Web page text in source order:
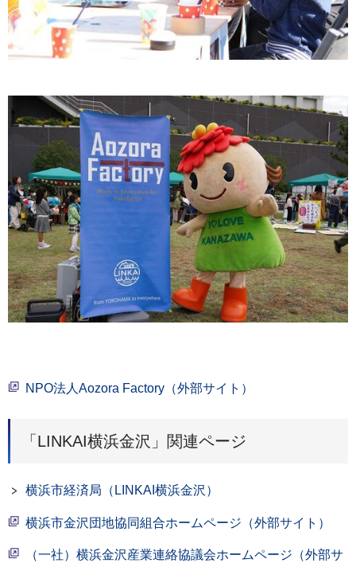
NPO法人Aozora Factory（外部サイト）
「LINKAI横浜金沢」関連ページ
横浜市経済局（LINKAI横浜金沢）
横浜市金沢団地協同組合ホームページ（外部サイト）
（一社）横浜金沢産業連絡協議会ホームページ（外部サ